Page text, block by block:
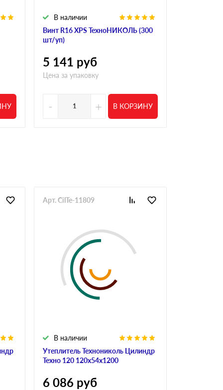
Винт R16 XPS ТехноНИКОЛЬ (300
шт/уп)
В наличии
5 141 руб
Цена за упаковку
- + В КОРЗИНУ
Утеплитель Технониколь Цилиндр
Техно 120 120х54х1200
В наличии
Арт. CilTe-11809
6 086 руб